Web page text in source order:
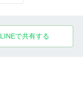
LINEで共有する